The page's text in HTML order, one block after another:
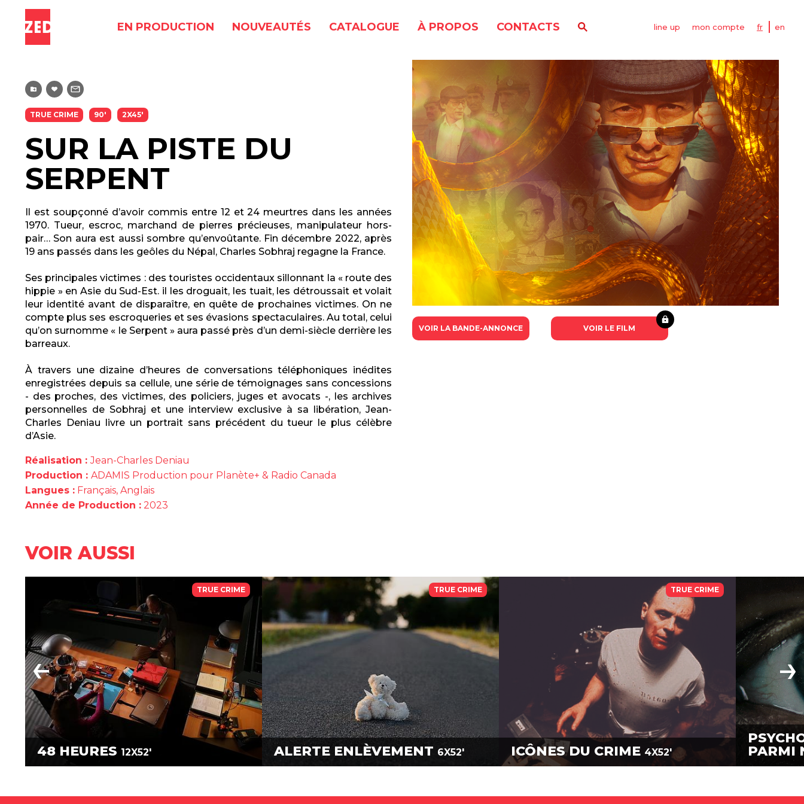
EN PRODUCTION NOUVEAUTÉS CATALOGUE À PROPOS CONTACTS line up mon compte fr en
TRUE CRIME 90' 2X45'
SUR LA PISTE DU
SERPENT
Il est soupçonné d’avoir commis entre 12 et 24 meurtres dans les années
1970. Tueur, escroc, marchand de pierres précieuses, manipulateur hors-
pair… Son aura est aussi sombre qu’envoûtante. Fin décembre 2022, après
19 ans passés dans les geôles du Népal, Charles Sobhraj regagne la France.
Ses principales victimes : des touristes occidentaux sillonnant la « route des
hippie » en Asie du Sud-Est. il les droguait, les tuait, les détroussait et volait
leur identité avant de disparaître, en quête de prochaines victimes. On ne
compte plus ses escroqueries et ses évasions spectaculaires. Au total, celui
qu’on surnomme « le Serpent » aura passé près d’un demi-siècle derrière les
barreaux.
À travers une dizaine d’heures de conversations téléphoniques inédites
enregistrées depuis sa cellule, une série de témoignages sans concessions
- des proches, des victimes, des policiers, juges et avocats -, les archives
personnelles de Sobhraj et une interview exclusive à sa libération, Jean-
Charles Deniau livre un portrait sans précédent du tueur le plus célèbre
d’Asie.
Réalisation :Jean-Charles Deniau
Production : ADAMIS Production pour Planète+ & Radio Canada
Langues : Français, Anglais
Année de Production : 2023
VOIR LA BANDE-ANNONCE VOIR LE FILM
VOIR AUSSI
TRUE CRIME
48 HEURES 12X52'
TRUE CRIME
ALERTE ENLÈVEMENT 6X52'
TRUE CRIME
ICÔNES DU CRIME 4X52'
PARMI